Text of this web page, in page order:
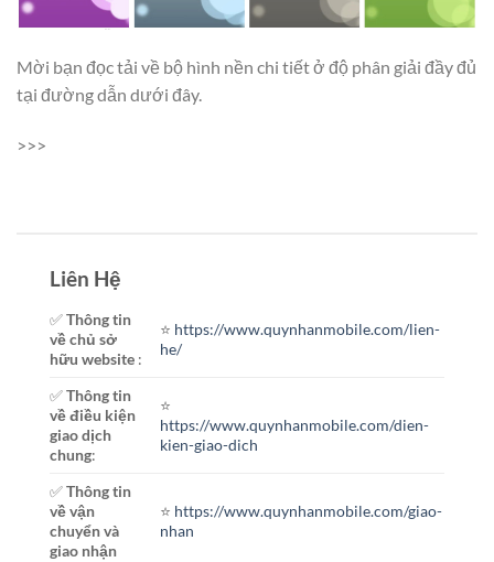
Mời bạn đọc tải về bộ hình nền chi tiết ở độ phân giải đầy đủ
tại đường dẫn dưới đây.
>>>
Liên Hệ
✅Thông tin
về chủ sở
hữu website :
⭐️ https://www.quynhanmobile.com/lien-
he/
✅Thông tin
về điều kiện
giao dịch
chung:
⭐️
https://www.quynhanmobile.com/dien-
kien-giao-dich
✅Thông tin
về vận
chuyển và
giao nhận
⭐️ https://www.quynhanmobile.com/giao-
nhan